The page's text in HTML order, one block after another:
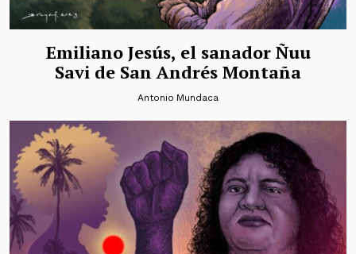
Emiliano Jesús, el sanador Ñuu
Savi de San Andrés Montaña
Antonio Mundaca